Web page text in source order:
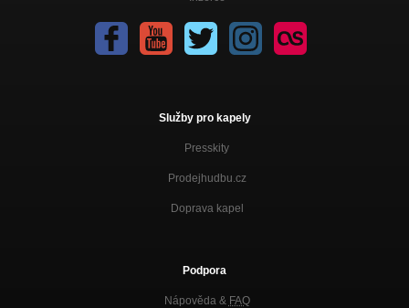
Služby pro kapely
Presskity
Prodejhudbu.cz
Doprava kapel
Podpora
Nápověda & FAQ